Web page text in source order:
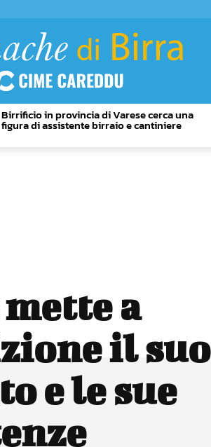
Birrificio in provincia di Varese cerca una
figura di assistente birraio e cantiniere
a
il suo
e le sue